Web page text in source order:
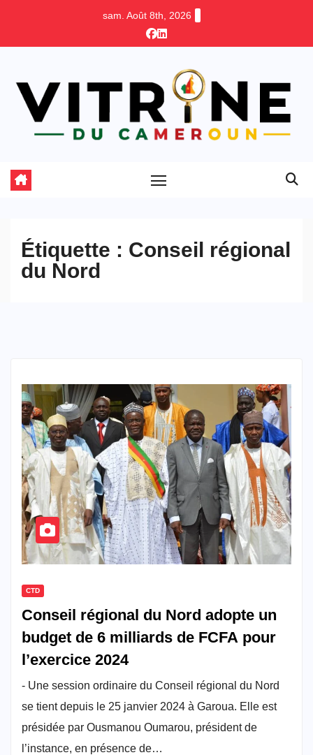
sam. Août 8th, 2026
Étiquette : Conseil régional
du Nord
CTD
Conseil régional du Nord adopte un
budget de 6 milliards de FCFA pour
l’exercice 2024
- Une session ordinaire du Conseil régional du Nord
se tient depuis le 25 janvier 2024 à Garoua. Elle est
présidée par Ousmanou Oumarou, président de
l’instance, en présence de…